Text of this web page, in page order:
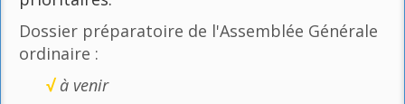
Dossier préparatoire de l'Assemblée Générale
ordinaire :
√ à venir